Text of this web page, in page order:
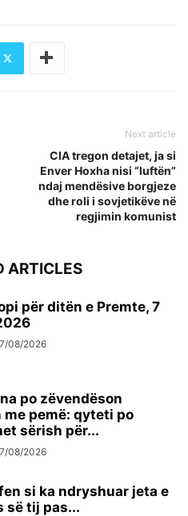
Next article
CIA tregon detajet, ja si
Enver Hoxha nisi “luftën”
ndaj mendësive borgjeze
dhe roli i sovjetikëve në
regjimin komunist
ARTICLES
për ditën e Premte, 7
08/2026
po zëvendëson
pemë: qyteti po
sërish për...
08/2026
si ka ndryshuar jeta e
së tij pas...